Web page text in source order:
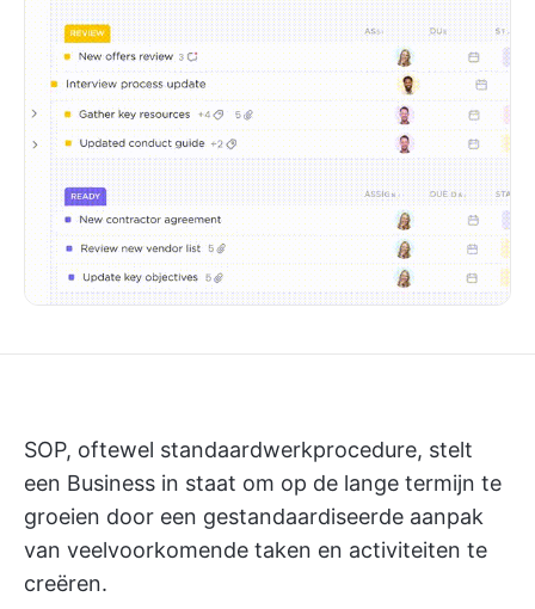
SOP, oftewel standaardwerkprocedure, stelt
een Business in staat om op de lange termijn te
groeien door een gestandaardiseerde aanpak
van veelvoorkomende taken en activiteiten te
creëren.